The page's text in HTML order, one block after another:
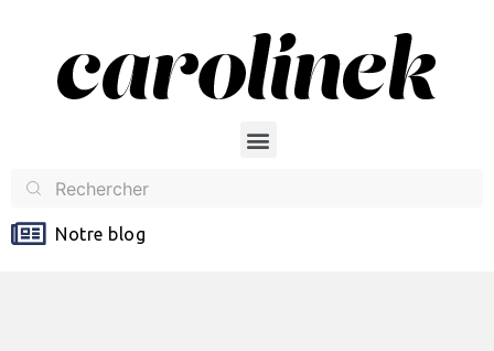
Notre blog